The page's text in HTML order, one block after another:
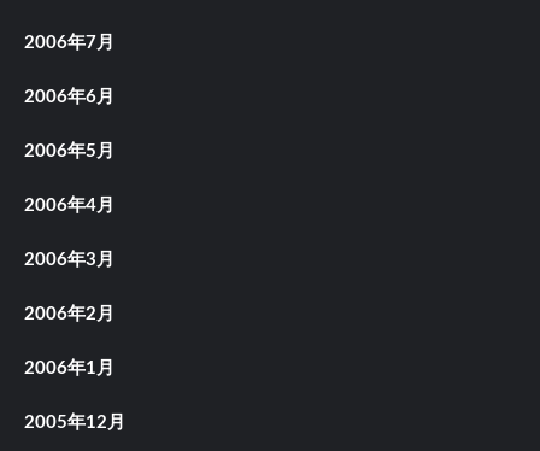
2006年7月
2006年6月
2006年5月
2006年4月
2006年3月
2006年2月
2006年1月
2005年12月